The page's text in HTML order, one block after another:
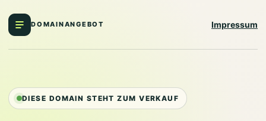
DOMAINANGEBOT Impressum
DIESE DOMAIN STEHT ZUM VERKAUF